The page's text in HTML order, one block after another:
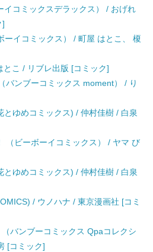
イコミックスデラックス） / おげれ
]
ーイコミックス） / 町屋 はとこ、 榎
こ / リブレ出版 [コミック]
バンブーコミックス moment） / り
ゆめコミックス) / 仲村佳樹 / 白泉
（ビーボーイコミックス） / ヤマ び
ゆめコミックス) / 仲村佳樹 / 白泉
/ ウノハナ / 東京漫画社 [コミ
バンブーコミックス Qpaコレクシ
[コミック]